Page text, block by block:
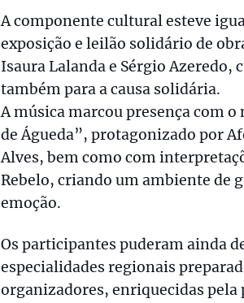
A componente cultural esteve
exposição e leilão solidário de
Isaura Lalanda e Sérgio Azeredo,
também para a causa solidária.
A música marcou presença com
de Águeda”, protagonizado por
Alves, bem como com
Rebelo, criando um ambiente de
emoção.
Os participantes puderam ainda
especialidades regionais
organizadores, enriquecidas pela